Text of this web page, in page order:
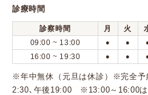
診療時間
診察時間 月 火
09:00 ~ 13:00
● ●
16:00 ~ 19:30 ● ●
※年中無休（元旦は休診）※完全
2:30､午後19:00 ※13:00～16:00は